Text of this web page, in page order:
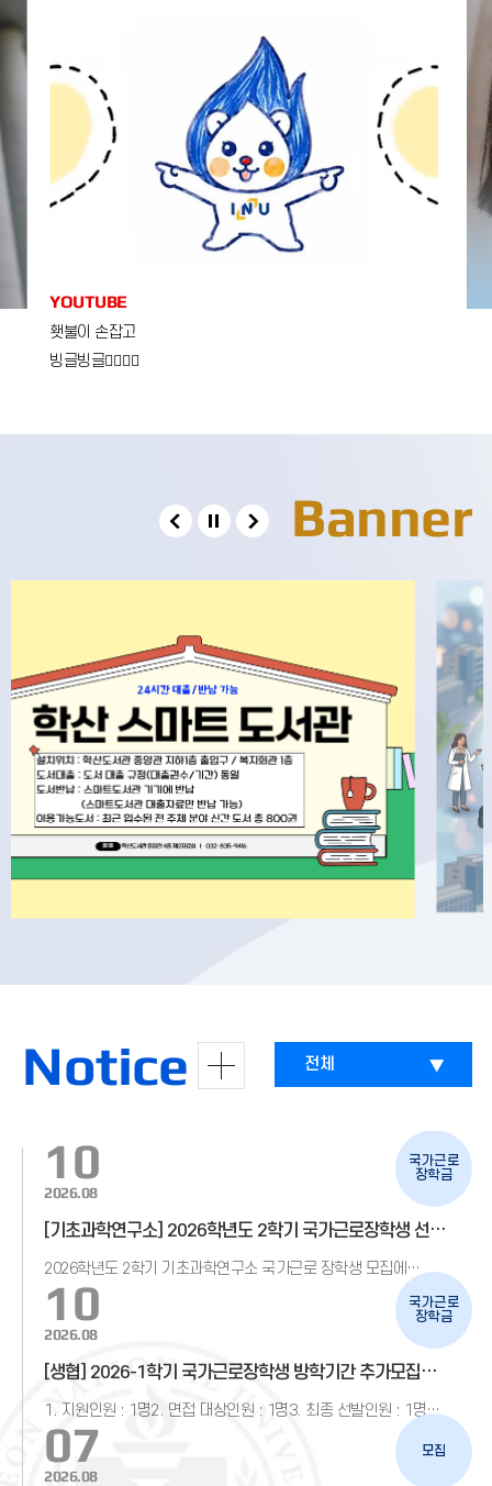
YOUTUBE
횃불이 손잡고
빙글빙글😵‍💫😵‍💫
Banner
Notice 전체
국가근로
장학금
10
2026.08
[기초과학연구소] 2026학년도 2학기 국가근로장학생 선발
결과 안내
2026학년도 2학기 기초과학연구소 국가근로 장학생 모집에
지원해주신 여러분들께 감사드리며
국가근로
장학금
10
2026.08
[생협] 2026-1학기 국가근로장학생 방학기간 추가모집
1. 지원인원 : 1명2. 면접 대상인원 : 1명3. 최종 선발인원 : 1명
(쿱스켓 1명
모집
07
2026.08